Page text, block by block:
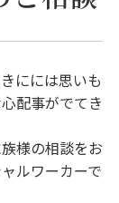
にには思いも
配事がでてき
様の相談をお
ルワーカーで